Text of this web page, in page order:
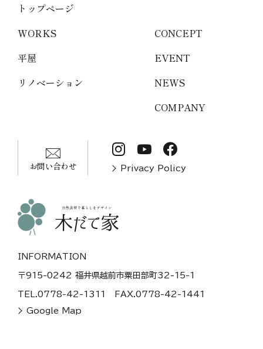
トップページ
WORKS
平屋
リノベーション
CONCEPT
EVENT
NEWS
COMPANY
お問い合わせ Privacy Policy
INFORMATION
〒915-0242 福井県越前市粟田部町32-15-1
TEL.0778-42-1311
FAX.0778-42-1441
Google Map